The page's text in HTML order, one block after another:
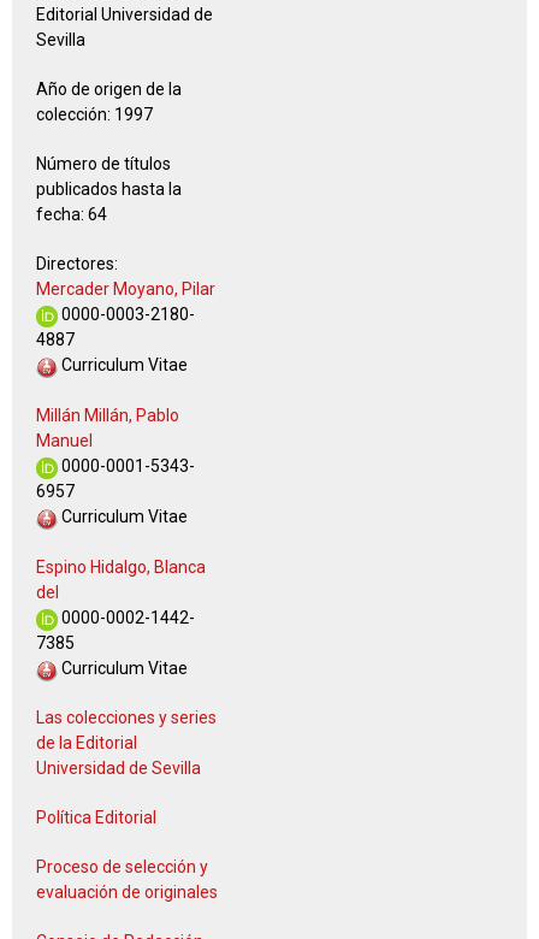
Editorial Universidad de
Sevilla
Año de origen de la
colección: 1997
Número de títulos
publicados hasta la
fecha: 64
Directores:
Mercader Moyano, Pilar
0000-0003-2180-
4887
Curriculum Vitae
Millán Millán, Pablo
Manuel
0000-0001-5343-
6957
Curriculum Vitae
Espino Hidalgo, Blanca
del
0000-0002-1442-
7385
Curriculum Vitae
Las colecciones y series
de la Editorial
Universidad de Sevilla
Política Editorial
Proceso de selección y
evaluación de originales